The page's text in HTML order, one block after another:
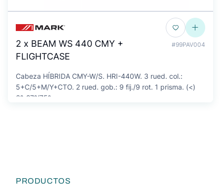
2 x BEAM WS 440 CMY +
FLIGHTCASE
#99PAV004
Cabeza HÍBRIDA CMY-W/S. HRI-440W. 3 rued. col.:
5+C/5+M/Y+CTO. 2 rued. gob.: 9 fij./9 rot. 1 prisma. (<)
6º-27º/75º.
PRODUCTOS